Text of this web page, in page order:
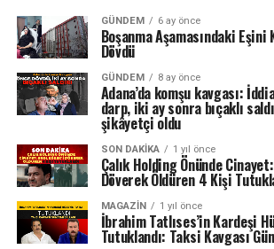
GÜNDEM 6 ay önce
Boşanma Aşamasındaki Eşini
Dövdü
GÜNDEM 8 ay önce
Adana’da komşu kavgası:
darp, iki ay sonra bıçaklı
şikâyetçi oldu
SON DAKIKA 1 yıl önce
Çalık Holding Önünde
Döverek Öldüren 4 Kişi
MAGAZIN 1 yıl önce
İbrahim Tatlıses’in Kardeşi
Tutuklandı: Taksi Kavgası